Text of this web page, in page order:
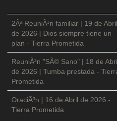
2Âª ReuniÃ³n familiar | 19 de Abril
de 2026 | Dios siempre tiene un
plan - Tierra Prometida
ReuniÃ³n "SÃ© Sano" | 18 de
de 2026 | Tumba prestada -
Prometida
OraciÃ³n | 16 de Abril de 2026 -
Tierra Prometida